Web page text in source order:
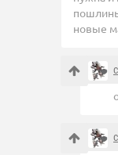
новые